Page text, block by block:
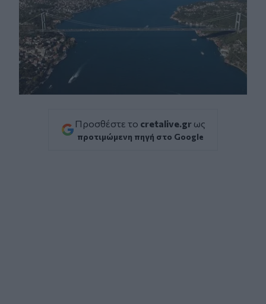
Προσθέστε το cretalive.gr ως
προτιμώμενη πηγή στο Google